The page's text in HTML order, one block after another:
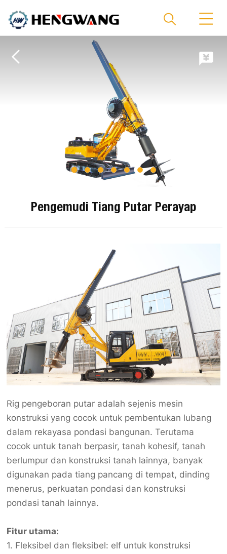
Pengemudi Tiang Putar Perayap
Rig pengeboran putar adalah sejenis mesin
konstruksi yang cocok untuk pembentukan lubang
dalam rekayasa pondasi bangunan. Terutama
cocok untuk tanah berpasir, tanah kohesif, tanah
berlumpur dan konstruksi tanah lainnya, banyak
digunakan pada tiang pancang di tempat, dinding
menerus, perkuatan pondasi dan konstruksi
pondasi tanah lainnya.
Fitur utama:
1. Fleksibel dan fleksibel: elf untuk konstruksi